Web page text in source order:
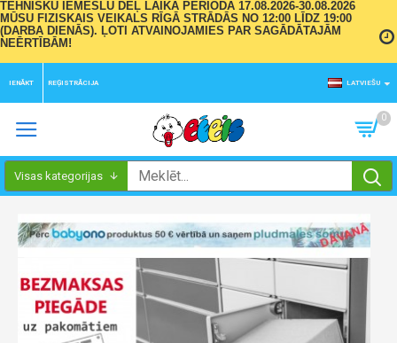
TEHNISKU IEMESLU DĒĻ LAIKA PERIODĀ 17.08.2026-30.08.2026
MŪSU FIZISKAIS VEIKALS RĪGĀ STRĀDĀS NO 12:00 LĪDZ 19:00
(DARBA DIENĀS). ĻOTI ATVAINOJAMIES PAR SAGĀDĀTAJĀM
NEĒRTĪBĀM!
IENĀKT REĢISTRĀCIJA LATVIEŠU
0
Visas kategorijas